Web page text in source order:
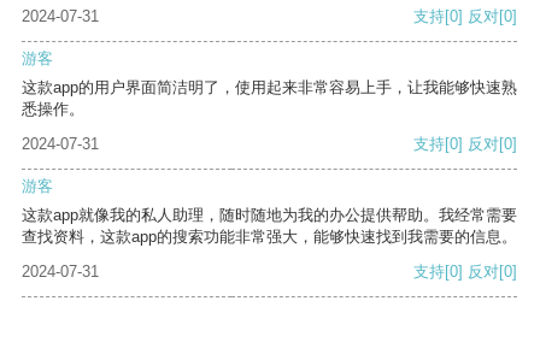
2024-07-31
支持[0] 反对[0]
游客
这款app的用户界面简洁明了，使用起来非常容易上手，让我能够快速熟
悉操作。
2024-07-31
支持[0] 反对[0]
游客
这款app就像我的私人助理，随时随地为我的办公提供帮助。我经常需要
查找资料，这款app的搜索功能非常强大，能够快速找到我需要的信息。
2024-07-31
支持[0] 反对[0]